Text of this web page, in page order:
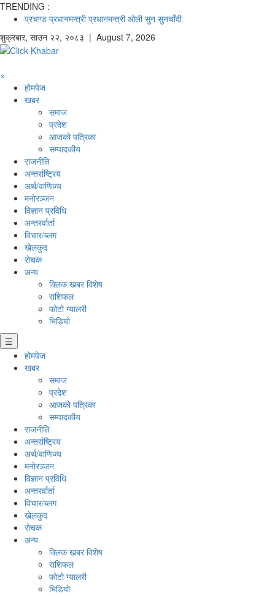
TRENDING :
प्रचण्ड प्रधानमन्त्री प्रधानमन्त्री ओली सुन सुनचाँदी
शुक्रबार, साउन २२, २०८३ | August 7, 2026
×
होमपेज
खबर
समाज
प्रदेश
आजको पत्रिका
सम्पादकीय
राजनीति
अन्तर्राष्ट्रिय
अर्थ/वाणिज्य
मनाेरञ्जन
विज्ञान प्रविधि
अन्तरर्वार्ता
विचार/ब्लग
खेलकुद
रोचक
अन्य
क्लिक खबर विशेष
राशिफल
फोटो ग्यालरी
भिडियो
☰
होमपेज
खबर
समाज
प्रदेश
आजको पत्रिका
सम्पादकीय
राजनीति
अन्तर्राष्ट्रिय
अर्थ/वाणिज्य
मनाेरञ्जन
विज्ञान प्रविधि
अन्तरर्वार्ता
विचार/ब्लग
खेलकुद
रोचक
अन्य
क्लिक खबर विशेष
राशिफल
फोटो ग्यालरी
भिडियो